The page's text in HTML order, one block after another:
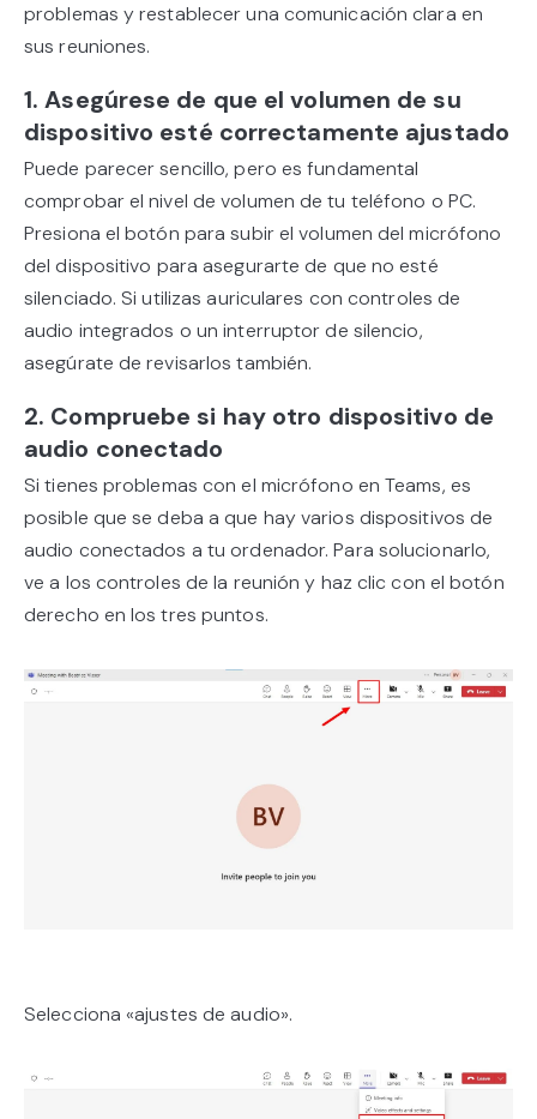
problemas y restablecer una comunicación clara en
sus reuniones.
1. Asegúrese de que el volumen de su
dispositivo esté correctamente ajustado
Puede parecer sencillo, pero es fundamental
comprobar el nivel de volumen de tu teléfono o PC.
Presiona el botón para subir el volumen del micrófono
del dispositivo para asegurarte de que no esté
silenciado. Si utilizas auriculares con controles de
audio integrados o un interruptor de silencio,
asegúrate de revisarlos también.
2. Compruebe si hay otro dispositivo de
audio conectado
Si tienes problemas con el micrófono en Teams, es
posible que se deba a que hay varios dispositivos de
audio conectados a tu ordenador. Para solucionarlo,
ve a los controles de la reunión y haz clic con el botón
derecho en los tres puntos.
Selecciona «ajustes de audio».